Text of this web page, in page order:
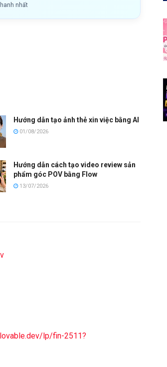
nhất
Hướng dẫn tạo ảnh thẻ xin việc bằng AI
01/08/2026
Hướng dẫn cách tạo video review sản
phẩm góc POV bằng Flow
13/07/2026
lp/fin-2511?